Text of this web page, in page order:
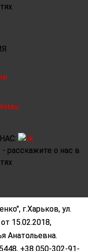
расскажите о нас в
г.Харьков, ул.
15.02.2018,
Анатольевна.
+38 050-302-91-